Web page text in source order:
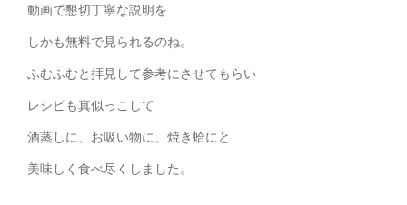
動画で懇切丁寧な説明を
しかも無料で見られるのね。
ふむふむと拝見して参考にさせてもらい
レシピも真似っこして
酒蒸しに、お吸い物に、焼き蛤にと
美味しく食べ尽くしました。